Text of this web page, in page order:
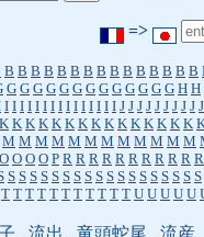
=>
B B B B B B B B B B B B B B B
G G G G G G G G G G G G G H H
I I I I I I I I I I I I I I I J J J J J J J J J J
K K K K K K K K K K K K K K K
M M M M M M M M M M M M
O O O O P R R R R R R R R R R R
S S S S S S S S S S S S S S S S S S
T T T T T T T T T T T U U U U U
, 流出 , 竜頭蛇尾 , 流産